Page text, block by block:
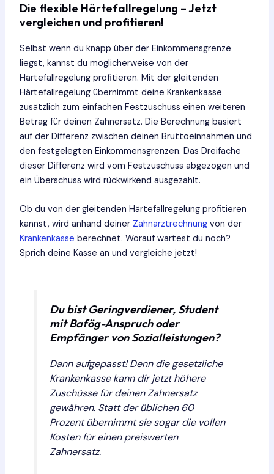
Die flexible Härtefallregelung – Jetzt
vergleichen und profitieren!
Selbst wenn du knapp über der Einkommensgrenze
liegst, kannst du möglicherweise von der
Härtefallregelung profitieren. Mit der gleitenden
Härtefallregelung übernimmt deine Krankenkasse
zusätzlich zum einfachen Festzuschuss einen weiteren
Betrag für deinen Zahnersatz. Die Berechnung basiert
auf der Differenz zwischen deinen Bruttoeinnahmen und
den festgelegten Einkommensgrenzen. Das Dreifache
dieser Differenz wird vom Festzuschuss abgezogen und
ein Überschuss wird rückwirkend ausgezahlt.
Ob du von der gleitenden Härtefallregelung profitieren
kannst, wird anhand deiner Zahnarztrechnungvon der
Krankenkasse berechnet. Worauf wartest du noch?
Sprich deine Kasse an und vergleiche jetzt!
Du bist Geringverdiener, Student
mit Bafög-Anspruch oder
Empfänger von Sozialleistungen?
Dann aufgepasst! Denn die gesetzliche
Krankenkasse kann dir jetzt höhere
Zuschüsse für deinen Zahnersatz
gewähren. Statt der üblichen 60
Prozent übernimmt sie sogar die vollen
Kosten für einen preiswerten
Zahnersatz.